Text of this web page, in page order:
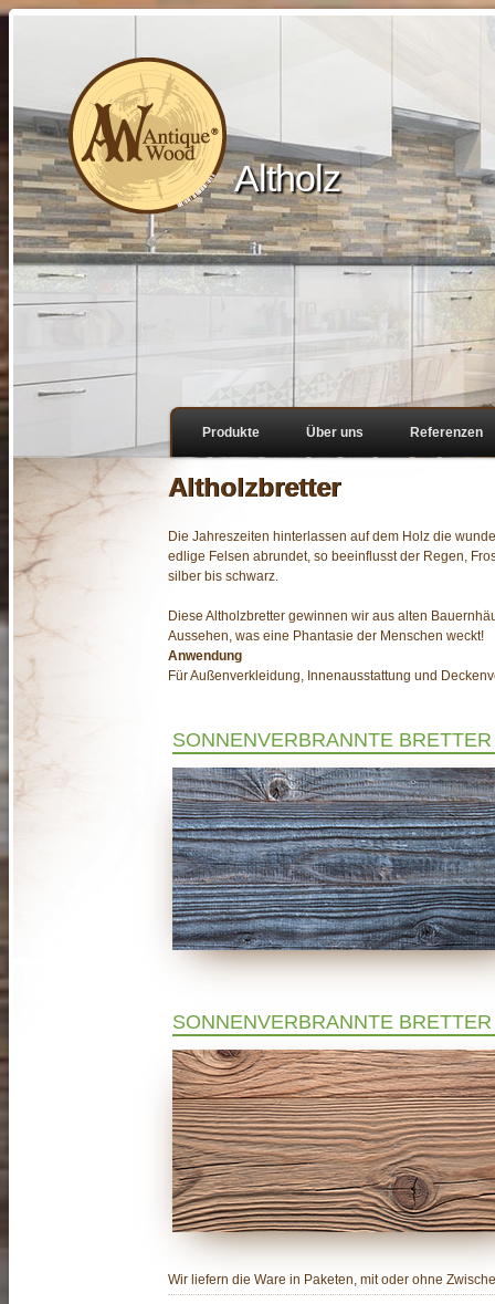
Altholz
Produkte Über uns Referenzen
Altholzbretter
Die Jahreszeiten hinterlassen auf dem Holz die
edlige Felsen abrundet, so beeinflusst der Regen,
silber bis schwarz.
Diese Altholzbretter gewinnen wir aus alten
Aussehen, was eine Phantasie der Menschen weckt!
Anwendung
Für Außenverkleidung, Innenausstattung und
SONNENVERBRANNTE BRETTER
SONNENVERBRANNTE
Wir liefern die Ware in Paketen, mit oder ohne